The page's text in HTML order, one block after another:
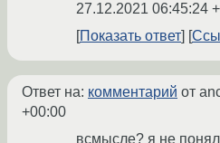
27.12.2021 06:45:24
Показать ответ
Ответ на: комментарий от
+00:00
всмысле? я не